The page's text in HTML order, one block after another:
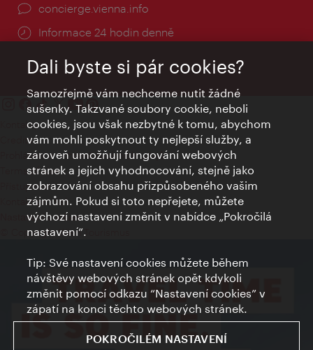
concierge.vienna.info
Informace 24 hodin denně
Kontakty
Credits
Prohlášení o ochraně osobních údajů
Terms of Use
Přístupnost
Kontakt pro tisk
Nastavení cookies
© Copyright Wien Tourismus
Dali byste si pár cookies?
Samozřejmě vám nechceme nutit žádné
sušenky. Takzvané soubory cookie, neboli
cookies, jsou však nezbytné k tomu, abychom
vám mohli poskytnout ty nejlepší služby, a
zároveň umožňují fungování webových
stránek a jejich vyhodnocování, stejně jako
zobrazování obsahu přizpůsobeného vašim
zájmům. Pokud si toto nepřejete, můžete
výchozí nastavení změnit v nabídce „Pokročilá
nastavení“.
Tip: Své nastavení cookies můžete během
návštěvy webových stránek opět kdykoli
změnit pomocí odkazu “Nastavení cookies” v
zápatí na konci těchto webových stránek.
POKROČILÉM NASTAVENÍ